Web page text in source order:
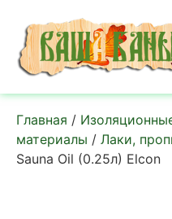
Главная /
материалы / Лаки,
Sauna Oil (0.25л) Elcon